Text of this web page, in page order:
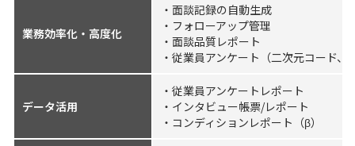
業務効率化・高度化
・面談記録の自動生成
・フォローアップ管理
・面談品質レポート
・従業員アンケート（二次元コード、
データ活用
・従業員アンケートレポート
・インタビュー帳票/レポート
・コンディションレポート（β）